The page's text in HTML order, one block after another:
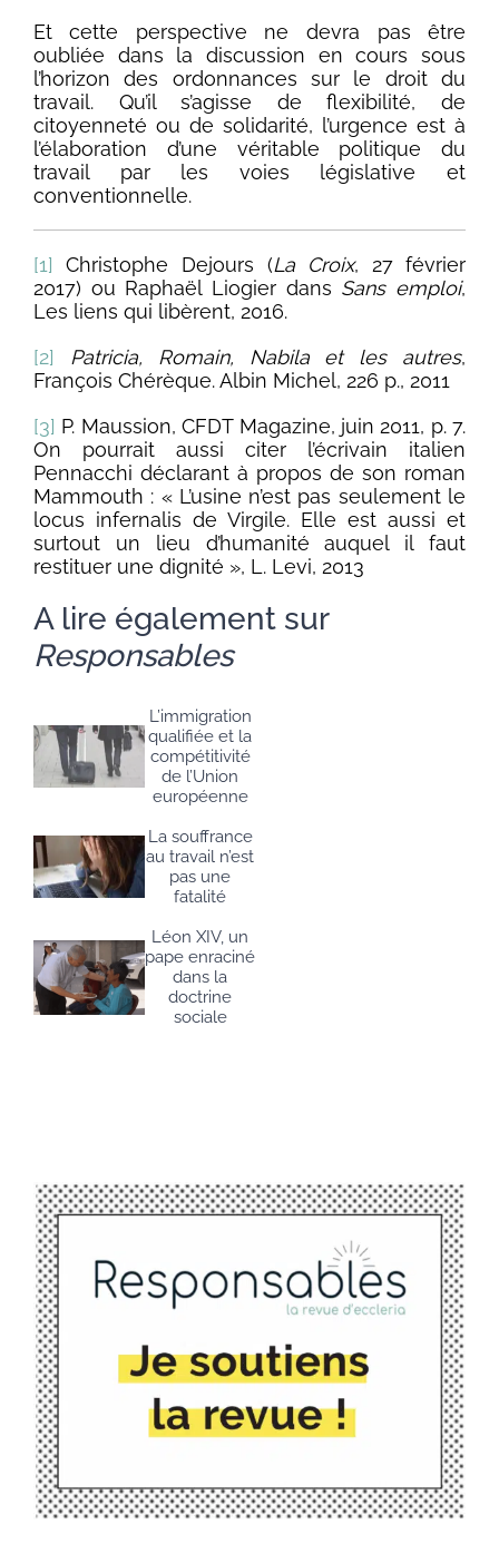
Et cette perspective ne devra pas être
oubliée dans la discussion en cours sous
l’horizon des ordonnances sur le droit du
travail. Qu’il s’agisse de flexibilité, de
citoyenneté ou de solidarité, l’urgence est à
l’élaboration d’une véritable politique du
travail par les voies législative et
conventionnelle.
[1] Christophe Dejours (La Croix, 27 février
2017) ou Raphaël Liogier dans Sans emploi,
Les liens qui libèrent, 2016.
[2]
Patricia, Romain, Nabila et les autres,
François Chérèque. Albin Michel, 226 p., 2011
[3] P. Maussion, CFDT Magazine, juin 2011, p. 7.
On pourrait aussi citer l’écrivain italien
Pennacchi déclarant à propos de son roman
Mammouth : « L’usine n’est pas seulement le
locus infernalis de Virgile. Elle est aussi et
surtout un lieu d’humanité auquel il faut
restituer une dignité », L. Levi, 2013
A lire également sur
Responsables
L’immigration
qualifiée et la
compétitivité
de l’Union
européenne
La souffrance
au travail n’est
pas une
fatalité
Léon XIV, un
pape enraciné
dans la
doctrine
sociale